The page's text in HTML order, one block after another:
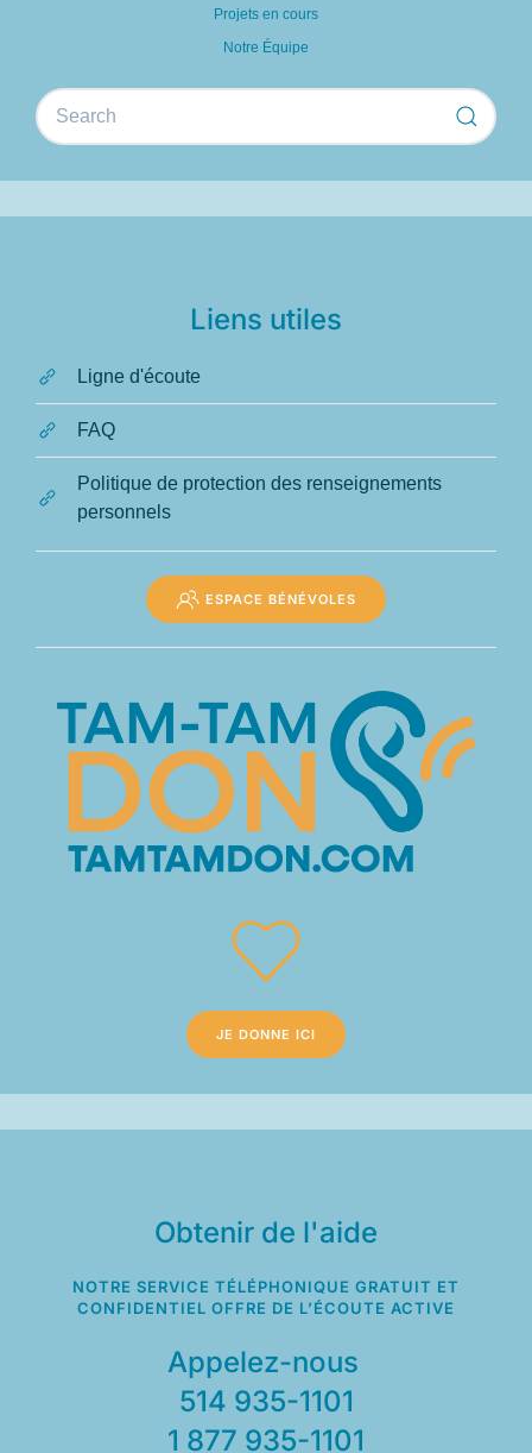
Projets en cours
Notre Équipe
Liens utiles
Ligne d'écoute
FAQ
Politique de protection des renseignements
personnels
ESPACE BÉNÉVOLES
JE DONNE ICI
Obtenir de l'aide
NOTRE SERVICE TÉLÉPHONIQUE GRATUIT ET
CONFIDENTIEL OFFRE DE L’ÉCOUTE ACTIVE
Appelez-nous
514 935-1101
1 877 935-1101